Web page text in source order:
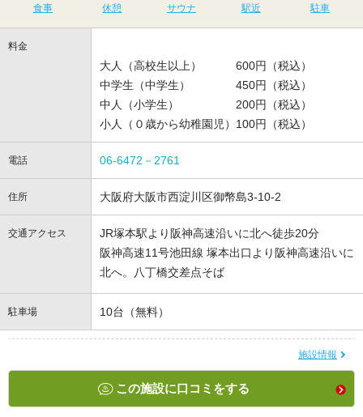
食事 休憩 サウナ 駅近 駐車
料金
大人（高校生以上） 600円（税込）
中学生（中学生） 450円（税込）
中人（小学生） 200円（税込）
小人（０歳から幼稚園児）100円（税込）
電話 06-6472－2761
住所 大阪府大阪市西淀川区御幣島3-10-2
交通アクセス
JR塚本駅より阪神高速沿いに北へ徒歩20分
阪神高速11号池田線 塚本出口より阪神高速沿いに
北へ。八丁橋交差点そば
駐車場 10台（無料）
施設情報
この施設に口コミをする